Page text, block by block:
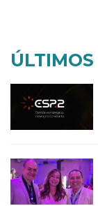
ÚLTIMOS